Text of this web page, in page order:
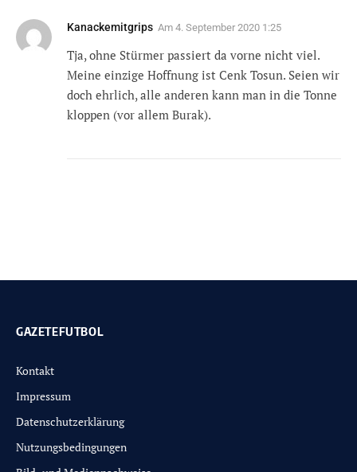
Kanackemitgrips Am 4. September 2020 1:25
Tja, ohne Stürmer passiert da vorne nicht viel.
Meine einzige Hoffnung ist Cenk Tosun. Seien wir
doch ehrlich, alle anderen kann man in die Tonne
kloppen (vor allem Burak).
GAZETEFUTBOL
Kontakt
Impressum
Datenschutzerklärung
Nutzungsbedingungen